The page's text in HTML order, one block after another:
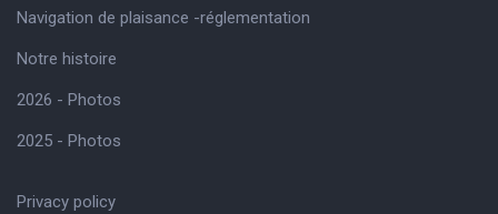
Navigation de plaisance -réglementation
Notre histoire
2026 - Photos
2025 - Photos
Privacy policy